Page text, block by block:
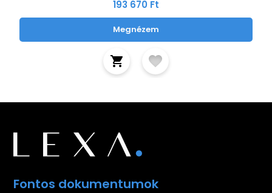
193 670 Ft
Megnézem
Fontos dokumentumok